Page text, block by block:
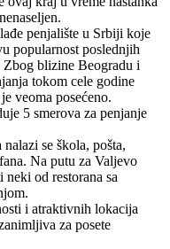
penjalište u Srbiji koje
popularnost poslednjih
Zbog blizine Beogradu i
tokom cele godine
veoma posećeno.
5 smerova za penjanje
se škola, pošta,
Na putu za Valjevo
neki od restorana sa
i atraktivnih lokacija
za posete